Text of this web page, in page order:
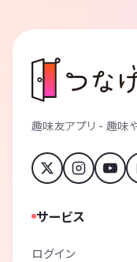
趣味友アプリ - 趣味
サービス
ログイン